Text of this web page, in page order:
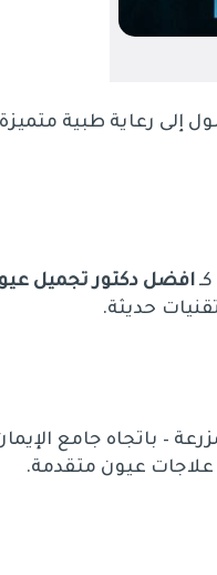
إلى رعاية طبية
افضل دكتور تجميل
حديثة.
– باتجاه جامع
علاجات عيون متقدمة.